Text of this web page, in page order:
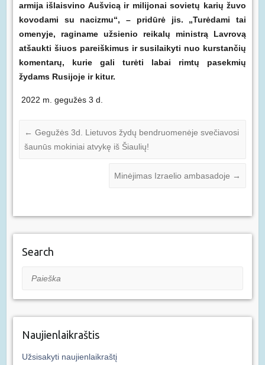
armija išlaisvino Aušvicą ir milijonai sovietų karių žuvo
kovodami su nacizmu“, – pridūrė jis. „Turėdami tai
omenyje, raginame užsienio reikalų ministrą Lavrovą
atšaukti šiuos pareiškimus ir susilaikyti nuo kurstančių
komentarų, kurie gali turėti labai rimtų pasekmių
žydams Rusijoje ir kitur.
2022 m. gegužės 3 d.
← Gegužės 3d. Lietuvos žydų bendruomenėje svečiavosi
šaunūs mokiniai atvykę iš Šiaulių!
Minėjimas Izraelio ambasadoje →
Search
Paieška
Naujienlaikraštis
Užsisakyti naujienlaikraštį